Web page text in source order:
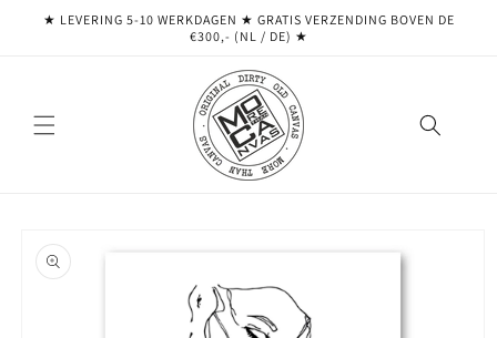
naar de
★ LEVERING 5-10 WERKDAGEN ★ GRATIS VERZENDING BOVEN DE
€300,- (NL / DE) ★